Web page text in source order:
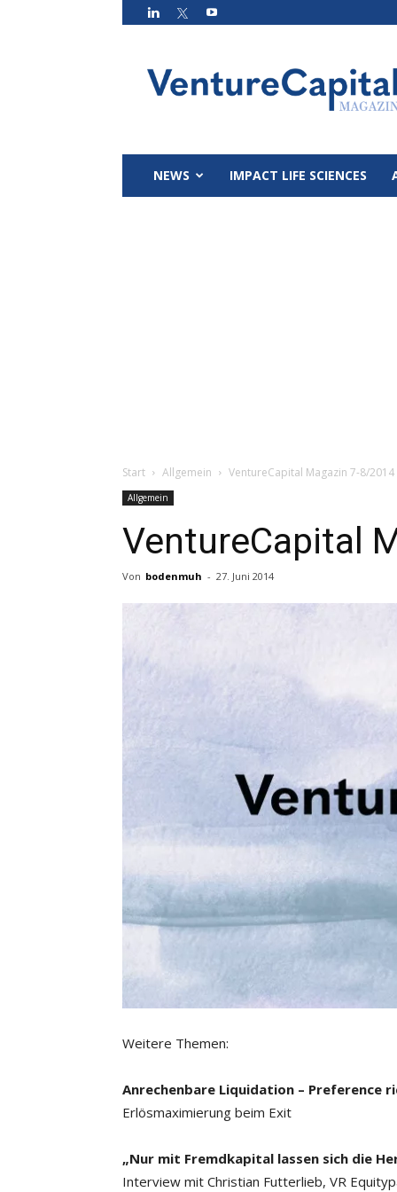
Magazin
NEWS IMPACT LIFE SCIENCES
Start Allgemein VentureCapital Magazin 7-8/2014
Allgemein
VentureCapital
Von bodenmuh - 27. Juni 2014
Weitere Themen:
Anrechenbare Liquidation – Preference
Erlösmaximierung beim Exit
„Nur mit Fremdkapital lassen sich die
Interview mit Christian Futterlieb, VR